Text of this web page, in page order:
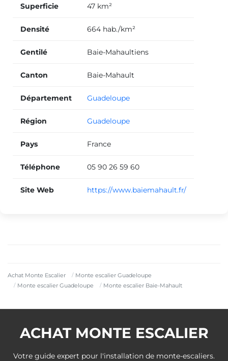
Achat Monte Escalier
Monte escalier Guadeloupe
Monte escalier Guadeloupe
Monte escalier Baie-Mahault
Superficie 47 km²
Densité 664 hab./km²
Gentilé Baie-Mahaultiens
Canton Baie-Mahault
Département Guadeloupe
Région Guadeloupe
Pays France
Téléphone 05 90 26 59 60
Site Web https://www.baiemahault.fr/
ACHAT MONTE ESCALIER
Votre guide expert pour l'installation de monte-escaliers.